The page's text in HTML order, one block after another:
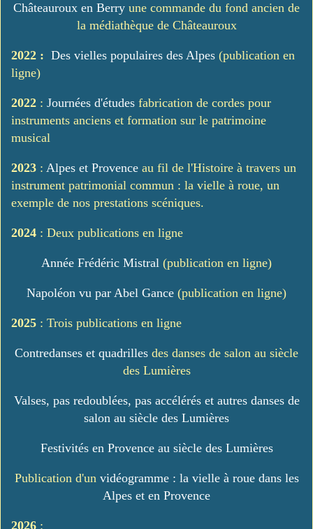
Châteauroux en Berry une commande du fond ancien de
la médiathèque de Châteauroux
2022 : Des vielles populaires des Alpes (publication en
ligne)
2022 : Journées d'études fabrication de cordes pour
instruments anciens et formation sur le patrimoine
musical
2023 : Alpes et Provence au fil de l'Histoire à travers un
instrument patrimonial commun : la vielle à roue, un
exemple de nos prestations scéniques.
2024 : Deux publications en ligne
Année Frédéric Mistral (publication en ligne)
Napoléon vu par Abel Gance (publication en ligne)
2025 : Trois publications en ligne
Contredanses et quadrilles des danses de salon au siècle
des Lumières
Valses, pas redoublées, pas accélérés et autres danses de
salon au siècle des Lumières
Festivités en Provence au siècle des Lumières
Publication d'un vidéogramme : la vielle à roue dans les
Alpes et en Provence
2026 :